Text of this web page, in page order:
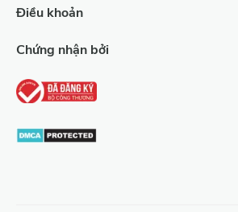
Điều khoản
Chứng nhận bởi